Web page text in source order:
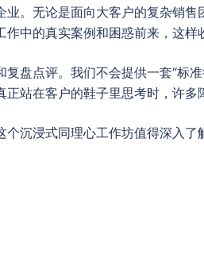
。无论是面向大客户的复杂销
中的真实案例和困惑前来，这样
盘点评。我们不会提供一套“标
站在客户的鞋子里思考时，许多
沉浸式同理心工作坊值得深入